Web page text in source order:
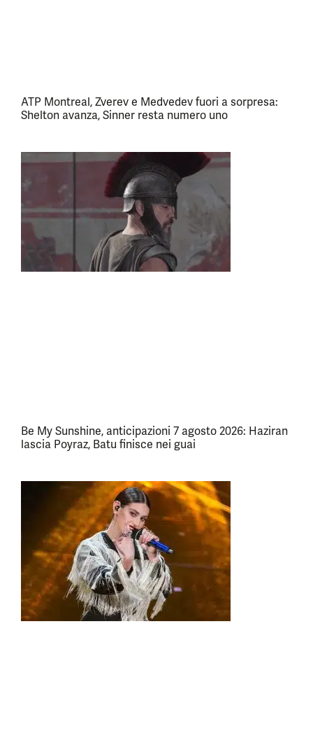
ATP Montreal, Zverev e Medvedev fuori a sorpresa:
Shelton avanza, Sinner resta numero uno
Be My Sunshine, anticipazioni 7 agosto 2026: Haziran
lascia Poyraz, Batu finisce nei guai